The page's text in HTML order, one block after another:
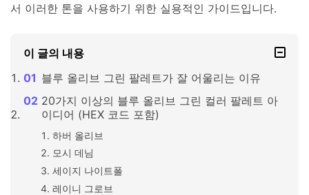
서 이러한 톤을 사용하기 위한 실용적인 가이드입니다.
이 글의 내용
블루 올리브 그린 팔레트가 잘 어울리는 이유
20가지 이상의 블루 올리브 그린 컬러 팔레트 아
이디어 (HEX 코드 포함)
하버 올리브
모시 데님
세이지 나이트폴
레이니 그로브